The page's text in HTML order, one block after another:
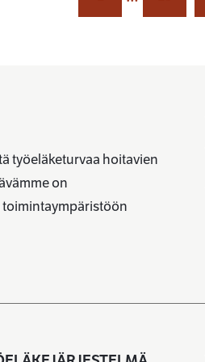
työeläketurvaa hoitavien
on
toimintaympäristöön